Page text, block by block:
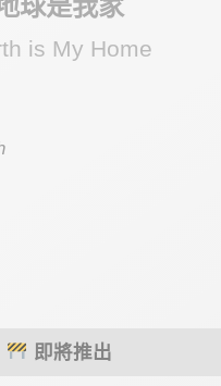
is My Home
即將推出